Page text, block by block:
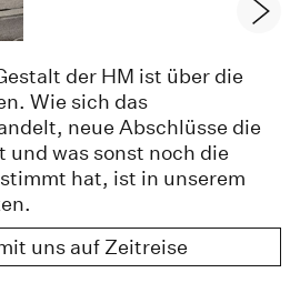
der HM ist über die
Wie sich das
neue Abschlüsse die
was sonst noch die
hat, ist in unserem
uns auf Zeitreise